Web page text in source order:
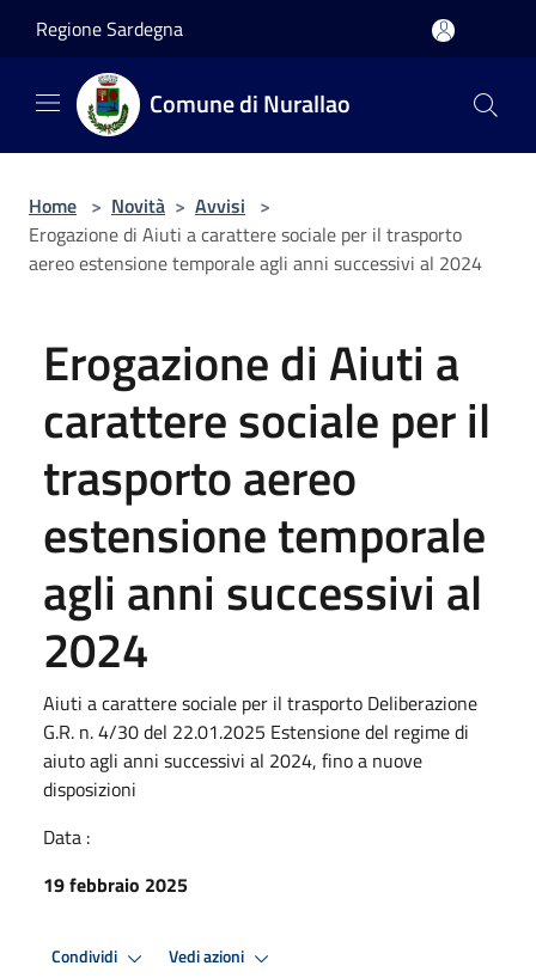
Regione Sardegna
Comune di Nurallao
Home > Novità > Avvisi >
Erogazione di Aiuti a carattere sociale per il trasporto
aereo estensione temporale agli anni successivi al 2024
Erogazione di Aiuti a
carattere sociale per il
trasporto aereo
estensione temporale
agli anni successivi al
2024
Aiuti a carattere sociale per il trasporto Deliberazione
G.R. n. 4/30 del 22.01.2025 Estensione del regime di
aiuto agli anni successivi al 2024, fino a nuove
disposizioni
Data :
19 febbraio 2025
Condividi Vedi azioni